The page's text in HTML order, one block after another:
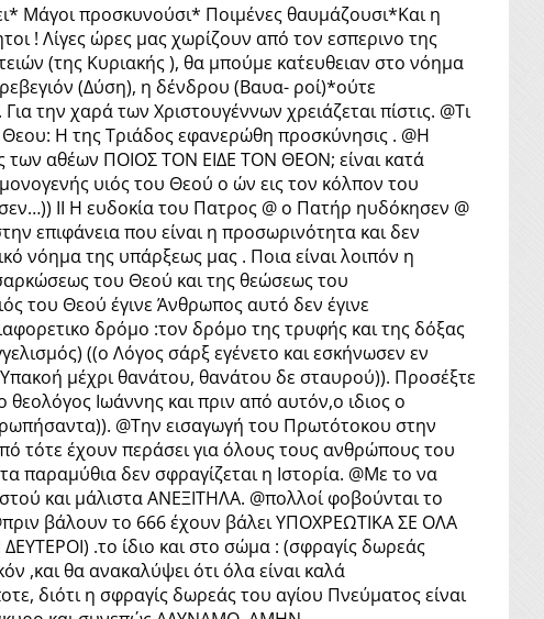
Μάγοι προσκυνούσι* Ποιμένες θαυμάζουσι*Και η
! Λίγες ώρες μας χωρίζουν από τον εσπερινο της
(της Κυριακής ), θα μπούμε κατ΄ευθειαν στο νόημα
(Δύση), η δένδρου (Βαυα- ροί)*ούτε
την χαρά των Χριστουγέννων χρειάζεται πίστις. @Τι
Η της Τριάδος εφανερώθη προσκύνησις . @Η
των αθέων ΠΟΙΟΣ ΤΟΝ ΕΙΔΕ ΤΟΝ ΘΕΟΝ; είναι κατά
υιός του Θεού ο ών εις τον κόλπον του
ΙΙ Η ευδοκία του Πατρος @ ο Πατήρ ηυδόκησεν @
επιφάνεια που είναι η προσωρινότητα και δεν
νόημα της υπάρξεως μας . Ποια είναι λοιπόν η
του Θεού και της θεώσεως του
του Θεού έγινε Άνθρωπος αυτό δεν έγινε
δρόμο :τον δρόμο της τρυφής και της δόξας
((ο Λόγος σάρξ εγένετο και εσκήνωσεν εν
μέχρι θανάτου, θανάτου δε σταυρού)). Προσέξτε
Ιωάννης και πριν από αυτόν,ο ιδιος ο
@Την εισαγωγή του Πρωτότοκου στην
τότε έχουν περάσει για όλους τους ανθρώπους του
παραμύθια δεν σφραγίζεται η Ιστορία. @Με το να
και μάλιστα ΑΝΕΞΙΤΗΛΑ. @πολλοί φοβούνται το
βάλουν το 666 έχουν βάλει ΥΠΟΧΡΕΩΤΙΚΑ ΣΕ ΟΛΑ
.το ίδιο και στο σώμα : (σφραγίς δωρεάς
,και θα ανακαλύψει ότι όλα είναι καλά
διότι η σφραγίς δωρεάς του αγίου Πνεύματος είναι